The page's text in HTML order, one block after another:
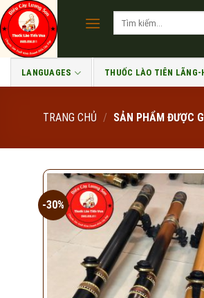
Skip
to
content
LANGUAGES THUỐC LÀO TIÊN LÃNG-
TRANG CHỦ / SẢN PHẨM ĐƯỢC
-30%